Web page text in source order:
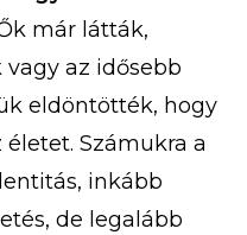
már látták,
az idősebb
eldöntötték, hogy
Számukra a
inkább
de legalább